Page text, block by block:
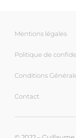
Mentions légales
Politique de
Conditions
Contact